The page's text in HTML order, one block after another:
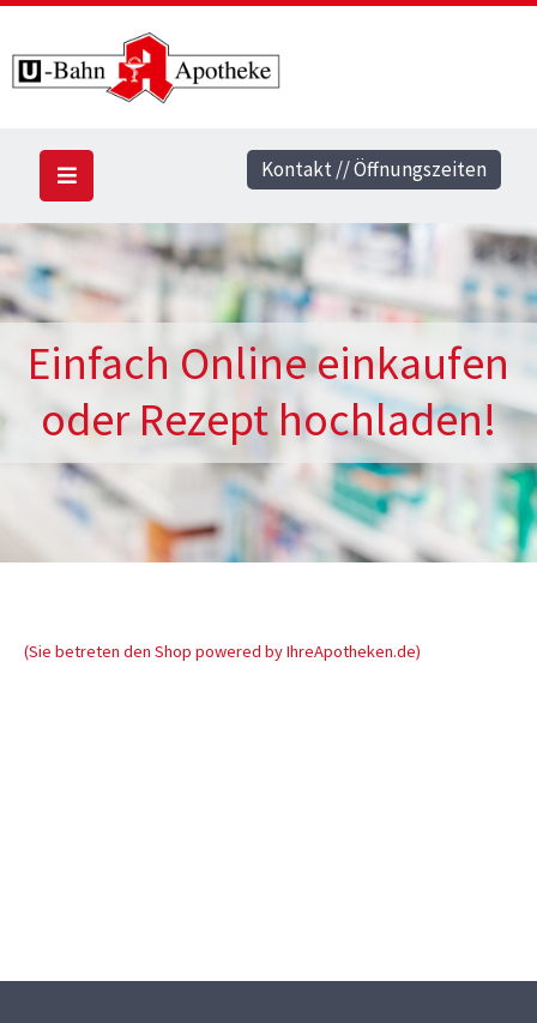
Einfach Online einkaufen
oder Rezept hochladen!
(Sie betreten den Shop powered by IhreApotheken.de)
Kontakt // Öffnungszeiten